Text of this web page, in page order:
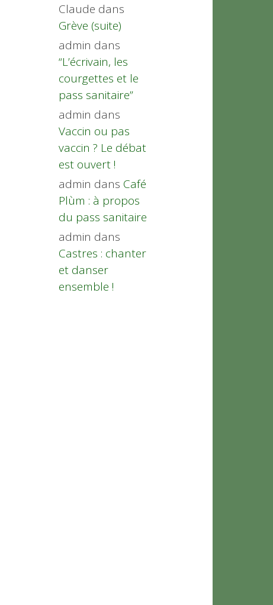
Claude dans
Grève (suite)
admin dans
“L’écrivain, les
courgettes et le
pass sanitaire”
admin dans
Vaccin ou pas
vaccin ? Le débat
est ouvert !
admin dans Café
Plùm : à propos
du pass sanitaire
admin dans
Castres : chanter
et danser
ensemble !